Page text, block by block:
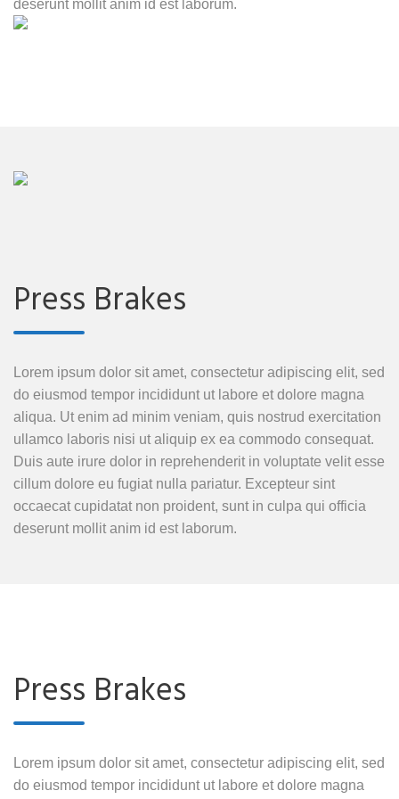
deserunt mollit anim id est laborum.
Press Brakes
Lorem ipsum dolor sit amet, consectetur adipiscing elit, sed
do eiusmod tempor incididunt ut labore et dolore magna
aliqua. Ut enim ad minim veniam, quis nostrud exercitation
ullamco laboris nisi ut aliquip ex ea commodo consequat.
Duis aute irure dolor in reprehenderit in voluptate velit esse
cillum dolore eu fugiat nulla pariatur. Excepteur sint
occaecat cupidatat non proident, sunt in culpa qui officia
deserunt mollit anim id est laborum.
Press Brakes
Lorem ipsum dolor sit amet, consectetur adipiscing elit, sed
do eiusmod tempor incididunt ut labore et dolore magna